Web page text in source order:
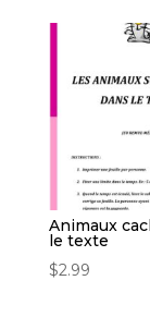
Animaux
le texte
$2.99